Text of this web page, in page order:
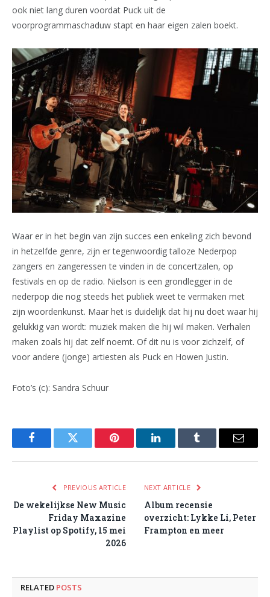
ook niet lang duren voordat Puck uit de
voorprogrammaschaduw stapt en haar eigen zalen boekt.
Waar er in het begin van zijn succes een enkeling zich bevond
in hetzelfde genre, zijn er tegenwoordig talloze Nederpop
zangers en zangeressen te vinden in de concertzalen, op
festivals en op de radio. Nielson is een grondlegger in de
nederpop die nog steeds het publiek weet te vermaken met
zijn woordenkunst. Maar het is duidelijk dat hij nu doet waar hij
gelukkig van wordt: muziek maken die hij wil maken. Verhalen
maken zoals hij dat zelf noemt. Of dit nu is voor zichzelf, of
voor andere (jonge) artiesten als Puck en Howen Justin.
Foto’s (c): Sandra Schuur
FacebookTwitter Pinterest LinkedInTumblr Email
PREVIOUS ARTICLE
De wekelijkse New Music
Friday Maxazine
Playlist op Spotify, 15 mei
2026
NEXT ARTICLE
Album recensie
overzicht: Lykke Li, Peter
Frampton en meer
RELATED POSTS